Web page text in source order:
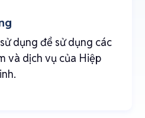
dụng để sử dụng các
và dịch vụ của Hiệp